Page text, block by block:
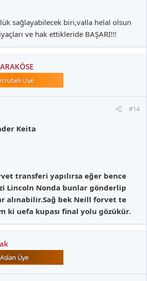
sağlayabilecek biri,valla helal olsun
ve hak ettikleride BAŞARI!!!
#14
Keita
transferi yapılırsa eğer bence
Lincoln Nonda bunlar gönderlip
alınabilir.Sağ bek Neill forvet te
ki uefa kupası final yolu gözükür.